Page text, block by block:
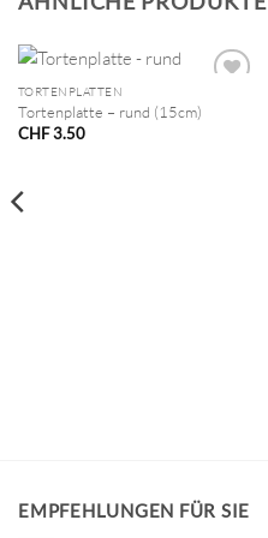
TORTENPLATTEN
Tortenplatte – rund (15cm)
CHF3.50
EMPFEHLUNGEN FÜR SIE